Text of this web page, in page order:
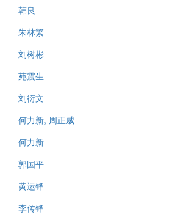
韩良
朱林繁
刘树彬
苑震生
刘衍文
何力新, 周正威
何力新
郭国平
黄运锋
李传锋